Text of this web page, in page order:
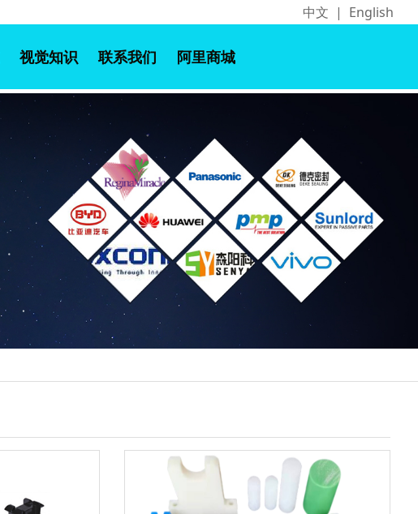
中文 | English
视觉知识 联系我们 阿里商城